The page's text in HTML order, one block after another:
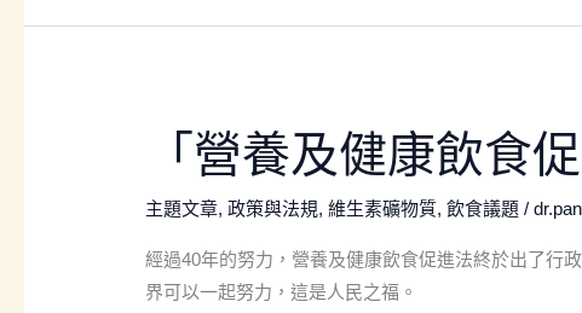
「營養及健康飲食
主題文章,政策與法規,維生素礦物質,飲食議題 /
經過40年的努力，營養及健康飲食促進法終於出了行
界可以一起努力，這是人民之福。
「營
及
康
飲